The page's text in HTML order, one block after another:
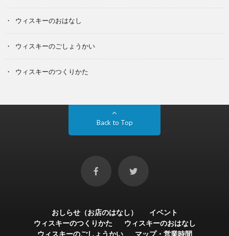
ウィスキーのおはなし
ウィスキーのごしょうかい
ウィスキーのつくりかた
Back to Top
おしらせ（お店のはなし）
イベント
ウィスキーのつくりかた
ウィスキーのおはなし
ウィスキーのごしょうかい
マップ・営業時間